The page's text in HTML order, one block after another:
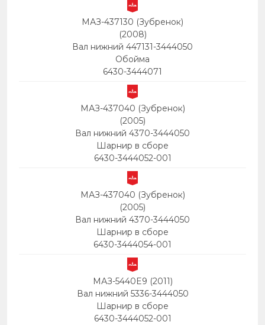
МАЗ-437130 (Зубренок)
(2008)
Вал нижний 447131-3444050
Обойма
6430-3444071
МАЗ-437040 (Зубренок)
(2005)
Вал нижний 4370-3444050
Шарнир в сборе
6430-3444052-001
МАЗ-437040 (Зубренок)
(2005)
Вал нижний 4370-3444050
Шарнир в сборе
6430-3444054-001
МАЗ-5440E9 (2011)
Вал нижний 5336-3444050
Шарнир в сборе
6430-3444052-001